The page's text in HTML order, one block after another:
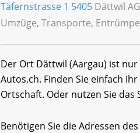
Täfernstrasse 1 5405 Dättwil AG
Umzüge, Transporte,
Der Ort Dättwil (Aargau) ist
Autos.ch. Finden Sie einfach
Ortschaft. Oder nutzen Sie
Benötigen Sie die Adressen